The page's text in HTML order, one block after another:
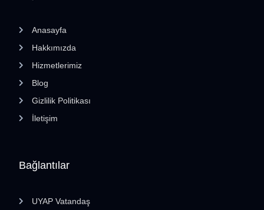
Bağlantılar
UYAP Vatandaş
Anasayfa
Hakkımızda
Hizmetlerimiz
Blog
Gizlilik Politikası
İletişim